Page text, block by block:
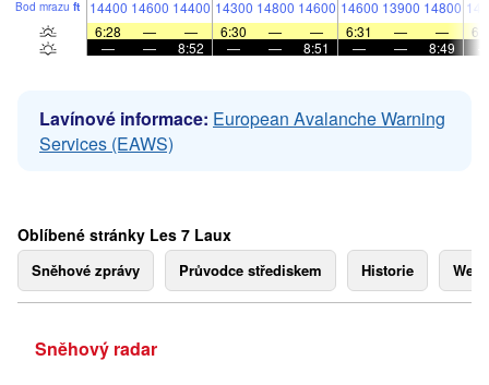
Bod mrazu ft 14400 14600 14400 14300 14800 14600 14600 13900 14800
6:28
— — 6:30 — — 6:31 — —
—
— 8:52 — — 8:51 — — 8:49
Lavínové informace: European Avalanche Warning
Services (EAWS)
Oblíbené stránky Les 7 Laux
Sněhové zprávy Průvodce střediskem Historie
Sněhový radar